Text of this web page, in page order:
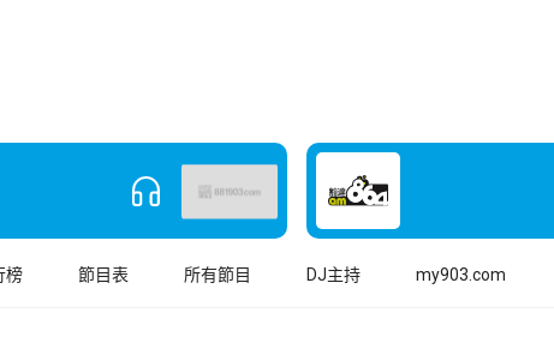
榜 節目表 所有節目 DJ主持 my903.com